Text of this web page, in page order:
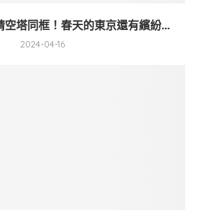
空塔同框！春天的東京還有繽紛...
2024-04-16